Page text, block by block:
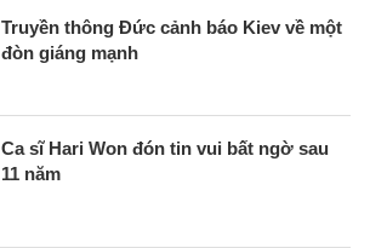
Truyền thông Đức cảnh báo Kiev về một
đòn giáng mạnh
Ca sĩ Hari Won đón tin vui bất ngờ sau
11 năm